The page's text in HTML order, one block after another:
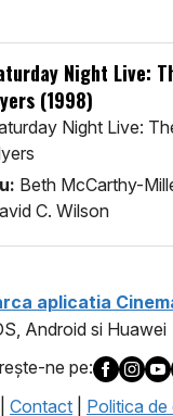
Night Live:
(1998)
Night Live:
Beth McCarthy-
C. Wilson
aplicatia
Android si Huawei
ne pe:
Contact Politica